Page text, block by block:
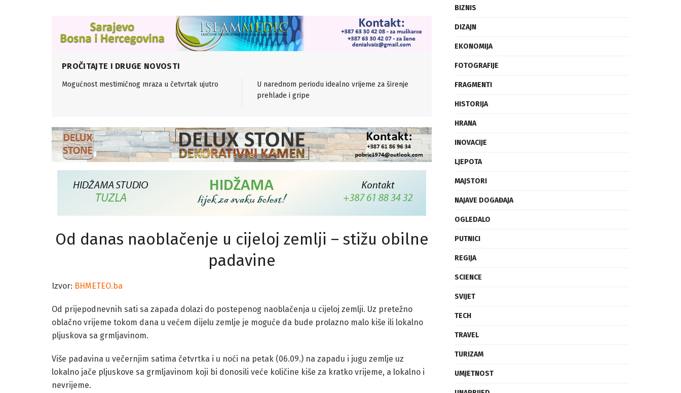
PROČITAJTE I DRUGE NOVOSTI
Mogućnost mestimičnog mraza u četvrtak ujutro
U narednom periodu idealno vrijeme za širenje
prehlade i gripe
Od danas naoblačenje u cijeloj zemlji – stižu obilne
padavine
Izvor: BHMETEO.ba
Od prijepodnevnih sati sa zapada dolazi do postepenog naoblačenja u cijeloj zemlji. Uz pretežno
oblačno vrijeme tokom dana u većem dijelu zemlje je moguće da bude prolazno malo kiše ili lokalno
pljuskova sa grmljavinom.
Više padavina u večernjim satima četvrtka i u noći na petak (06.09.) na zapadu i jugu zemlje uz
lokalno jače pljuskove sa grmljavinom koji bi donosili veće količine kiše za kratko vrijeme, a lokalno i
nevrijeme.
BIZNIS
DIZAJN
EKONOMIJA
FOTOGRAFIJE
FRAGMENTI
HISTORIJA
HRANA
INOVACIJE
LJEPOTA
MAJSTORI
NAJAVE DOGAĐAJA
OGLEDALO
PUTNICI
REGIJA
SCIENCE
SVIJET
TECH
TRAVEL
TURIZAM
UMJETNOST